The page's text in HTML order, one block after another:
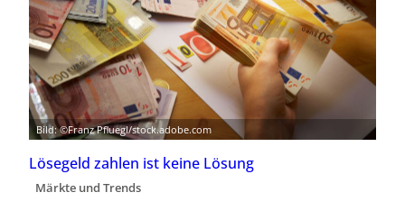
Bild: ©Franz Pfluegl/stock.adobe.com
Lösegeld zahlen ist keine Lösung
Märkte und Trends